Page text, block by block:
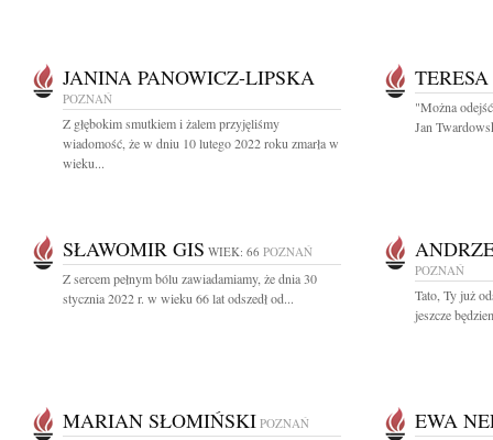
JANINA PANOWICZ-LIPSKA
POZNAŃ
Z głębokim smutkiem i żalem przyjęliśmy
wiadomość, że w dniu 10 lutego 2022 roku zmarła w
wieku...
"Można
Jan
SŁAWOMIR GIS WIEK: 66 POZNAŃ
Z sercem pełnym bólu zawiadamiamy, że dnia 30
stycznia 2022 r. w wieku 66 lat odszedł od...
POZNAŃ
Tato, Ty już
jeszcze
MARIAN SŁOMIŃSKI POZNAŃ EWA